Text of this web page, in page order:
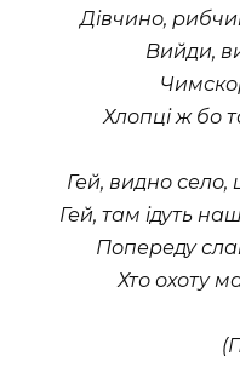
Дівчино,
Вийди,
Хлопці ж бо
Гей, видно село,
Гей, там ідуть
Попереду
Хто охоту